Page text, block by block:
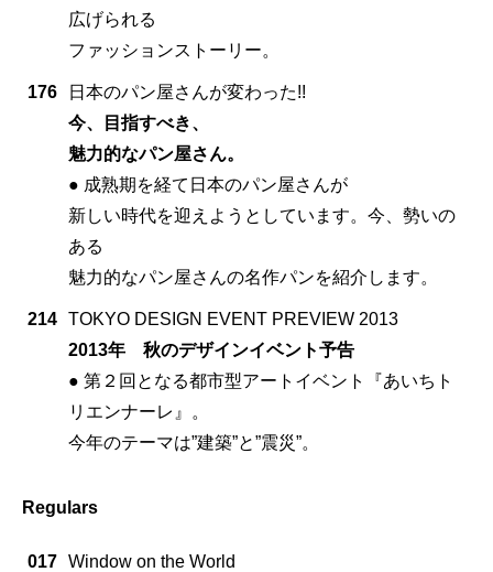
広げられる
ファッションストーリー。
176
日本のパン屋さんが変わった!!
今、目指すべき、
魅力的なパン屋さん。
● 成熟期を経て日本のパン屋さんが
新しい時代を迎えようとしています。今、勢いの
ある
魅力的なパン屋さんの名作パンを紹介します。
214 TOKYO DESIGN EVENT PREVIEW 2013
2013年 秋のデザインイベント予告
● 第２回となる都市型アートイベント『あいちト
リエンナーレ』。
今年のテーマは”建築”と”震災”。
Regulars
017 Window on the World